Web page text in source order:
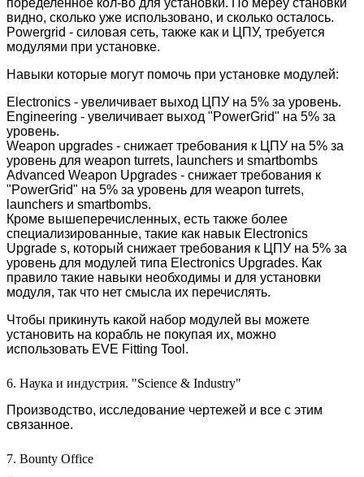
видно, сколько уже использовано, и сколько осталось.
Powergrid - силовая сеть, также как и ЦПУ, требуется
модулями при установке.
Навыки которые могут помочь при установке модулей:
Electronics - увеличивает выход ЦПУ на 5% за уровень.
Engineering - увеличивает выход "PowerGrid" на 5% за
уровень.
Weapon upgrades - снижает требования к ЦПУ на 5% за
уровень для weapon turrets, launchers и smartbombs
Advanced Weapon Upgrades - снижает требования к
"PowerGrid" на 5% за уровень для weapon turrets,
launchers и smartbombs.
Кроме вышеперечисленных, есть также более
специализированные, такие как навык Electronics
Upgrade s, который снижает требования к ЦПУ на 5% за
уровень для модулей типа Electronics Upgrades. Как
правило такие навыки необходимы и для установки
модуля, так что нет смысла их перечислять.
Чтобы прикинуть какой набор модулей вы можете
установить на корабль не покупая их, можно
использовать EVE Fitting Tool.
6. Наука и индустрия. "Science & Industry"
Производство, исследование чертежей и все с этим
связанное.
7. Bounty Office